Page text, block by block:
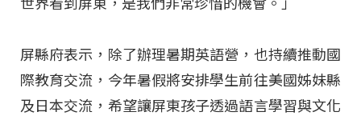
世界看到屏東，是我們非常珍惜的機會。」
屏縣府表示，除了辦理暑期英語營，也持續推動國
際教育交流，今年暑假將安排學生前往美國姊妹縣
及日本交流，希望讓屏東孩子透過語言學習與文化